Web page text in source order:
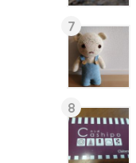
7
8